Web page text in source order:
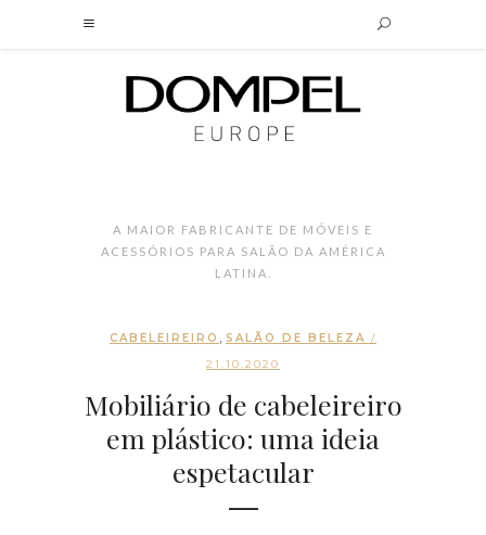
A MAIOR FABRICANTE DE MÓVEIS E
ACESSÓRIOS PARA SALÃO DA AMÉRICA
LATINA.
CABELEIREIRO SALÃO DE BELEZA /
21.10.2020
Mobiliário de cabeleireiro
em plástico: uma ideia
espetacular